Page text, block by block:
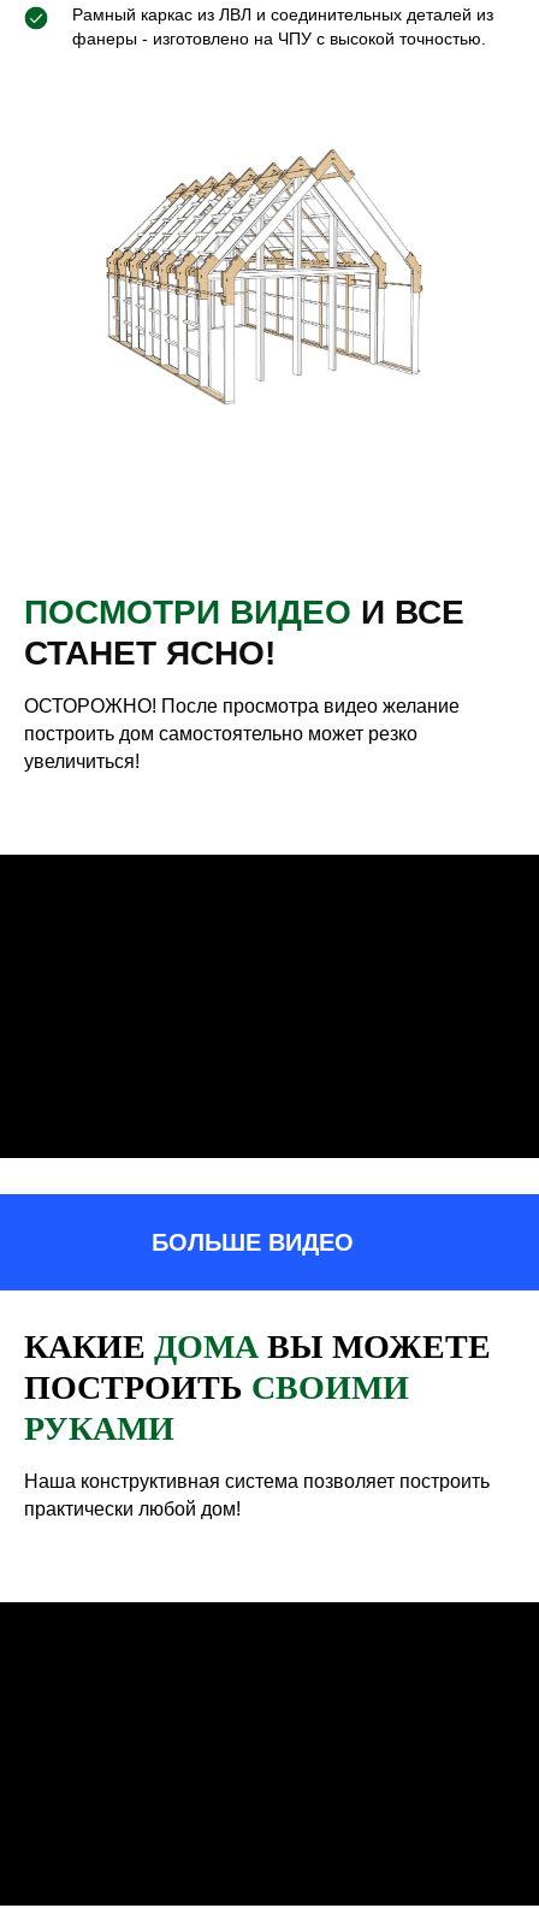
Рамный каркас из ЛВЛ и соединительных деталей из
фанеры - изготовлено на ЧПУ с высокой точностью.
ПОСМОТРИ ВИДЕО И ВСЕ
СТАНЕТ ЯСНО!
ОСТОРОЖНО! После просмотра видео желание
построить дом самостоятельно может резко
увеличиться!
БОЛЬШЕ ВИДЕО
КАКИЕ ДОМА ВЫ МОЖЕТЕ
ПОСТРОИТЬ СВОИМИ
РУКАМИ
Наша конструктивная система позволяет построить
практически любой дом!
Коннекторы 45°
Ширина дома до 5м